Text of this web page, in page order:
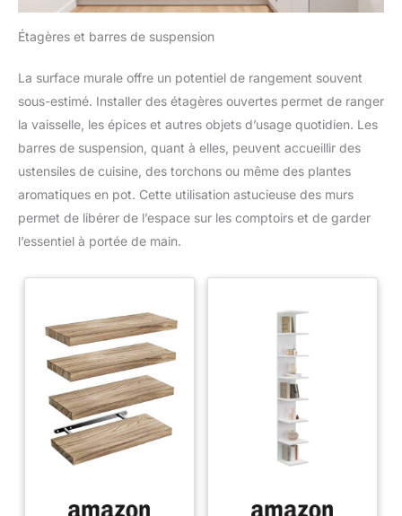
Étagères et barres de suspension
La surface murale offre un potentiel de rangement souvent
sous-estimé. Installer des étagères ouvertes permet de ranger
la vaisselle, les épices et autres objets d’usage quotidien. Les
barres de suspension, quant à elles, peuvent accueillir des
ustensiles de cuisine, des torchons ou même des plantes
aromatiques en pot. Cette utilisation astucieuse des murs
permet de libérer de l’espace sur les comptoirs et de garder
l’essentiel à portée de main.